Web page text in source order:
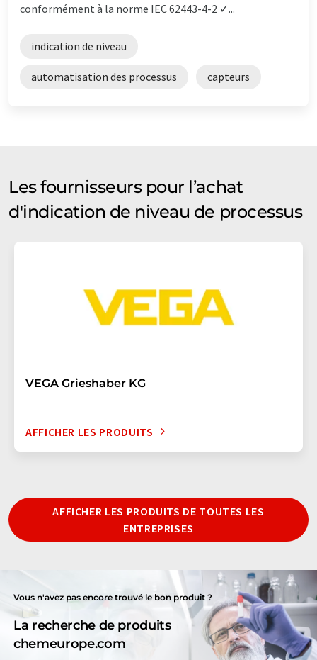
conformément à la norme IEC 62443-4-2 ✓...
indication de niveau
automatisation des processus capteurs
Les fournisseurs pour l’achat
d'indication de niveau de processus
VEGA Grieshaber KG
AFFICHER LES PRODUITS
AFFICHER LES PRODUITS DE TOUTES LES
ENTREPRISES
Vous n'avez pas encore trouvé le bon produit ?
La recherche de produits
chemeurope.com